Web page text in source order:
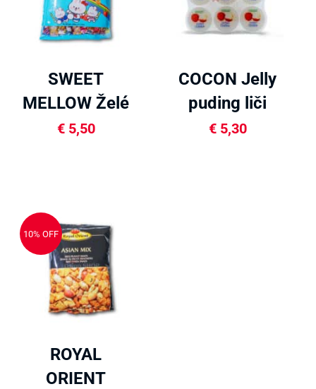
SWEET
MELLOW Želé
v slamke 400g
€5,50
COCON Jelly
puding liči
480g
€5,30
10% OFF
ROYAL
ORIENT